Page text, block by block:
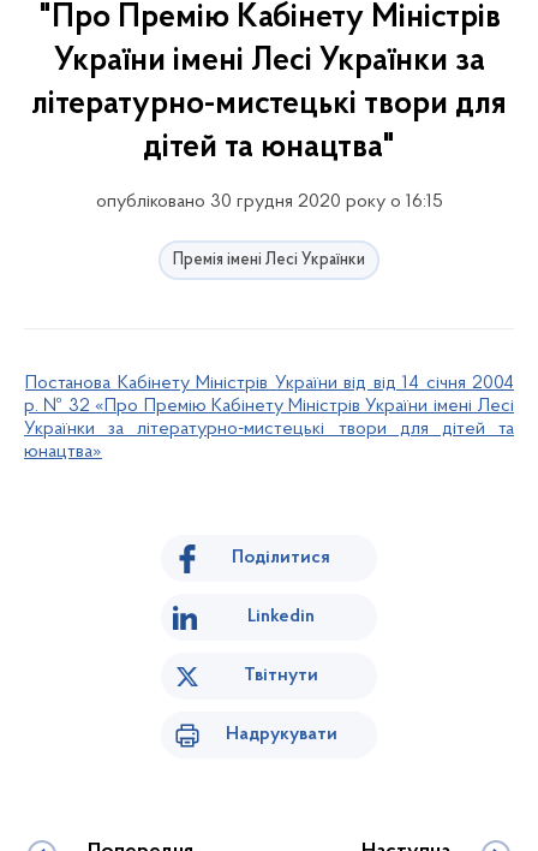
"Про Премію Кабінету Міністрів
України імені Лесі Українки за
літературно-мистецькі твори для
дітей та юнацтва"
опубліковано 30 грудня 2020 року о 16:15
Премія імені Лесі Українки
Постанова Кабінету Міністрів України від від 14 січня 2004
р. № 32 «Про Премію Кабінету Міністрів України імені Лесі
Українки за літературно-мистецькі твори для дітей та
юнацтва»
Поділитися
Linkedin
Твітнути
Надрукувати